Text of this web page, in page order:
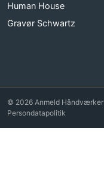
Human House
Gravør Schwartz
© 2026 Anmeld Håndværker
Persondatapolitik